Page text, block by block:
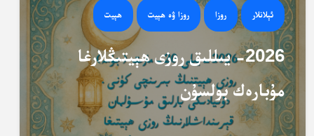
ئېلانلار روزا روزا ۋە ھېيت ھېيت
2026- يىللىق روزى ھېيتىڭلارغا
مۇبارەك بولسۇن